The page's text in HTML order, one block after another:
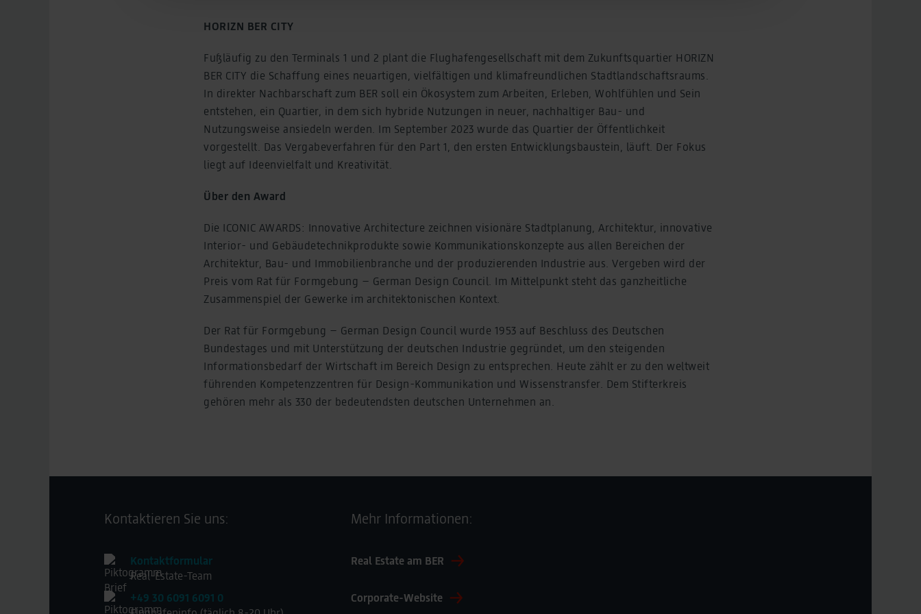
Legal NoticeHORIZN BER CITY
Fußläufig zu den Terminals 1 und 2 plant die Flughafengesellschaft mit dem Zukunftsquartier HORIZN
BER CITY die Schaffung eines neuartigen, vielfältigen und klimafreundlichen Stadtlandschaftsraums.
In direkter Nachbarschaft zum BER soll ein Ökosystem zum Arbeiten, Erleben, Wohlfühlen und Sein
entstehen, ein Quartier, in dem sich hybride Nutzungen in neuer, nachhaltiger Bau- und
Nutzungsweise ansiedeln werden. Im September 2023 wurde das Quartier der Öffentlichkeit
vorgestellt. Das Vergabeverfahren für den Part 1, den ersten Entwicklungsbaustein, läuft. Der Fokus
liegt auf Ideenvielfalt und Kreativität.
Über den Award
Die ICONIC AWARDS: Innovative Architecture zeichnen visionäre Stadtplanung, Architektur, innovative
Interior- und Gebäudetechnikprodukte sowie Kommunikationskonzepte aus allen Bereichen der
Architektur, Bau- und Immobilienbranche und der produzierenden Industrie aus. Vergeben wird der
Preis vom Rat für Formgebung – German Design Council. Im Mittelpunkt steht das ganzheitliche
Zusammenspiel der Gewerke im architektonischen Kontext.
Der Rat für Formgebung – German Design Council wurde 1953 auf Beschluss des Deutschen
Bundestages und mit Unterstützung der deutschen Industrie gegründet, um den steigenden
Informationsbedarf der Wirtschaft im Bereich Design zu entsprechen. Heute zählt er zu den weltweit
führenden Kompetenzzentren für Design-Kommunikation und Wissenstransfer. Dem Stifterkreis
gehören mehr als 330 der bedeutendsten deutschen Unternehmen an.
Kontaktieren Sie uns:
Kontaktformular
Real-Estate-Team
+49 30 6091 6091 0
Mehr Informationen:
Real Estate am BER
Corporate-Website